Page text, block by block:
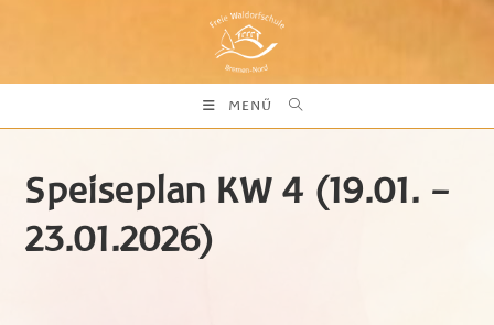
MENÜ
Speiseplan KW 4 (19.01. –
23.01.2026)